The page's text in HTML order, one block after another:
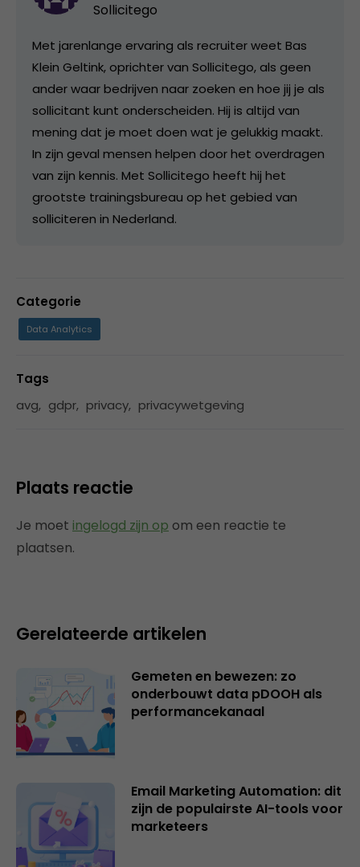
Sollicitego
Met jarenlange ervaring als recruiter weet Bas
Klein Geltink, oprichter van Sollicitego, als geen
ander waar bedrijven naar zoeken en hoe jij je als
sollicitant kunt onderscheiden. Hij is altijd van
mening dat je moet doen wat je gelukkig maakt.
In zijn geval mensen helpen door het overdragen
van zijn kennis. Met Sollicitego heeft hij het
grootste trainingsbureau op het gebied van
solliciteren in Nederland.
Categorie
Data Analytics
Tags
avg, gdpr, privacy, privacywetgeving
Plaats reactie
Je moet ingelogd zijn op om een reactie te
plaatsen.
Gerelateerde artikelen
Gemeten en bewezen: zo
onderbouwt data pDOOH als
performancekanaal
Email Marketing Automation: dit
zijn de populairste AI-tools voor
marketeers